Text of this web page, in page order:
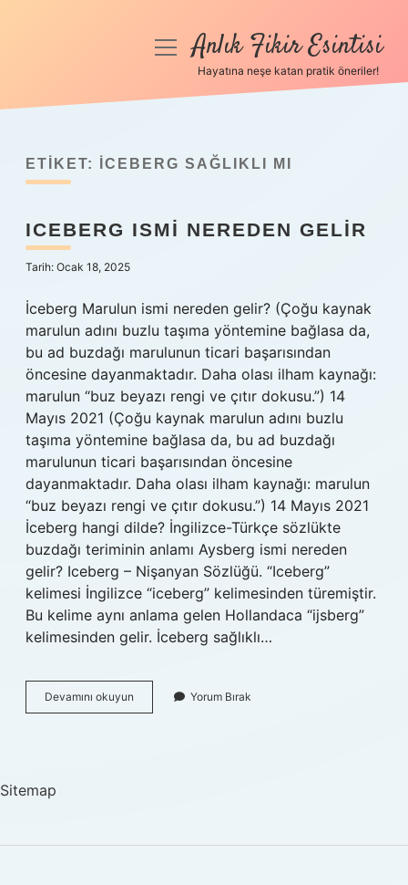
Anasayfa
Yasal Uyarı
Hakkımızda
menüyüAnlık Fikir Esintisi
Hayatına neşe katan pratik öneriler!
ETIKET: İCEBERG SAĞLIKLI MI
ICEBERG ISMI NEREDEN GELIR
Tarih: Ocak 18, 2025
İceberg Marulun ismi nereden gelir? (Çoğu kaynak
marulun adını buzlu taşıma yöntemine bağlasa da,
bu ad buzdağı marulunun ticari başarısından
öncesine dayanmaktadır. Daha olası ilham kaynağı:
marulun “buz beyazı rengi ve çıtır dokusu.”) 14
Mayıs 2021 (Çoğu kaynak marulun adını buzlu
taşıma yöntemine bağlasa da, bu ad buzdağı
marulunun ticari başarısından öncesine
dayanmaktadır. Daha olası ilham kaynağı: marulun
“buz beyazı rengi ve çıtır dokusu.”) 14 Mayıs 2021
İceberg hangi dilde? İngilizce-Türkçe sözlükte
buzdağı teriminin anlamı Aysberg ismi nereden
gelir? Iceberg – Nişanyan Sözlüğü. “Iceberg”
kelimesi İngilizce “iceberg” kelimesinden türemiştir.
Bu kelime aynı anlama gelen Hollandaca “ijsberg”
kelimesinden gelir. İceberg sağlıklı…
Devamını okuyun
Ismi
Yorum Bırak
Sitemap